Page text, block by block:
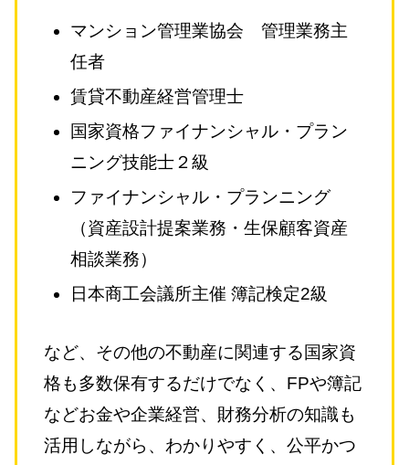
マンション管理業協会 管理業務主
任者
賃貸不動産経営管理士
国家資格ファイナンシャル・プラン
ニング技能士２級
ファイナンシャル・プランニング
（資産設計提案業務・生保顧客資産
相談業務）
日本商工会議所主催 簿記検定2級
など、その他の不動産に関連する国家資
格も多数保有するだけでなく、FPや簿記
などお金や企業経営、財務分析の知識も
活用しながら、わかりやすく、公平かつ